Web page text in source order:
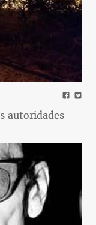
autoridades